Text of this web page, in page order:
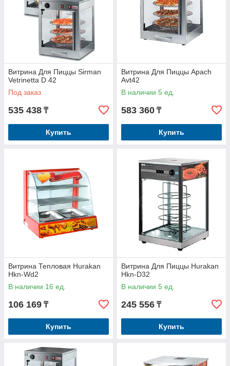
Витрина Для Пиццы Sirman
Vetrinetta D 42
Под заказ
535 438 ₸
Купить
Витрина Для Пиццы Apach
Avt42
В наличии 5 ед.
583 360 ₸
Купить
Витрина Тепловая Hurakan
Hkn-Wd2
В наличии 16 ед.
106 169 ₸
Купить
Витрина Для Пиццы Hurakan
Hkn-D32
В наличии 5 ед.
245 556 ₸
Купить